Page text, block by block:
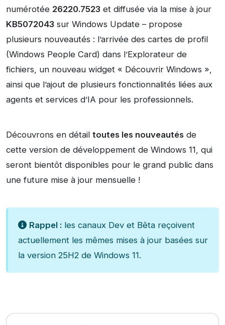
numérotée 26220.7523 et diffusée via la mise à jour
KB5072043 sur Windows Update – propose
plusieurs nouveautés : l’arrivée des cartes de profil
(Windows People Card) dans l’Explorateur de
fichiers, un nouveau widget « Découvrir Windows »,
ainsi que l’ajout de plusieurs fonctionnalités liées aux
agents et services d’IA pour les professionnels.
Découvrons en détail toutes les nouveautés de
cette version de développement de Windows 11, qui
seront bientôt disponibles pour le grand public dans
une future mise à jour mensuelle !
Rappel : les canaux Dev et Bêta reçoivent
actuellement les mêmes mises à jour basées sur
la version 25H2 de Windows 11.